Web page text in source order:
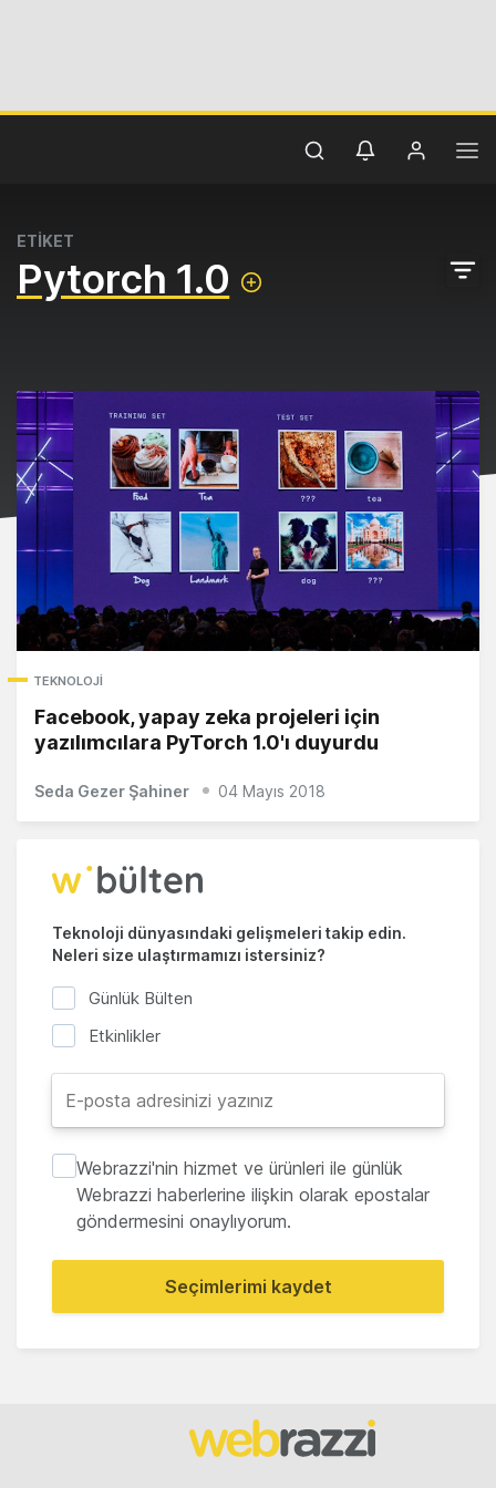
ETİKET
Pytorch 1.0
TEKNOLOJI
Facebook, yapay zeka projeleri için
yazılımcılara PyTorch 1.0'ı duyurdu
Seda Gezer Şahiner 04 Mayıs 2018
Teknoloji dünyasındaki gelişmeleri takip edin.
Neleri size ulaştırmamızı istersiniz?
Günlük Bülten
Etkinlikler
Webrazzi'nin hizmet ve ürünleri ile günlük
Webrazzi haberlerine ilişkin olarak epostalar
göndermesini onaylıyorum.
Seçimlerimi kaydet